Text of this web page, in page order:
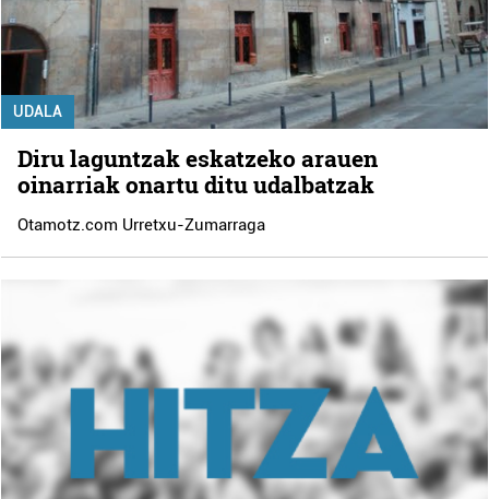
UDALA
Diru laguntzak eskatzeko arauen
oinarriak onartu ditu udalbatzak
Otamotz.com Urretxu-Zumarraga